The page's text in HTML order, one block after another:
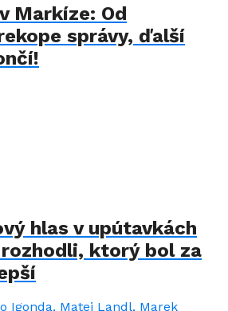
Markíze: Od
správy, ďalší
hlas v upútavkách
rozhodli, ktorý bol za